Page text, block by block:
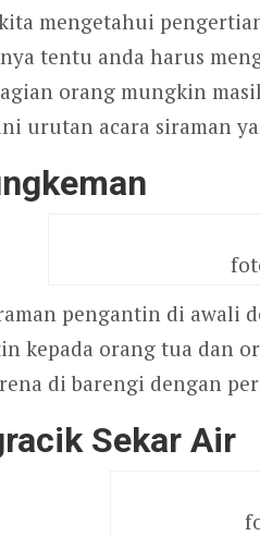
mengetahui
tentu anda harus
orang mungkin
urutan acara siraman
pengantin di awali
kepada orang tua dan
di barengi dengan
Sekar Air